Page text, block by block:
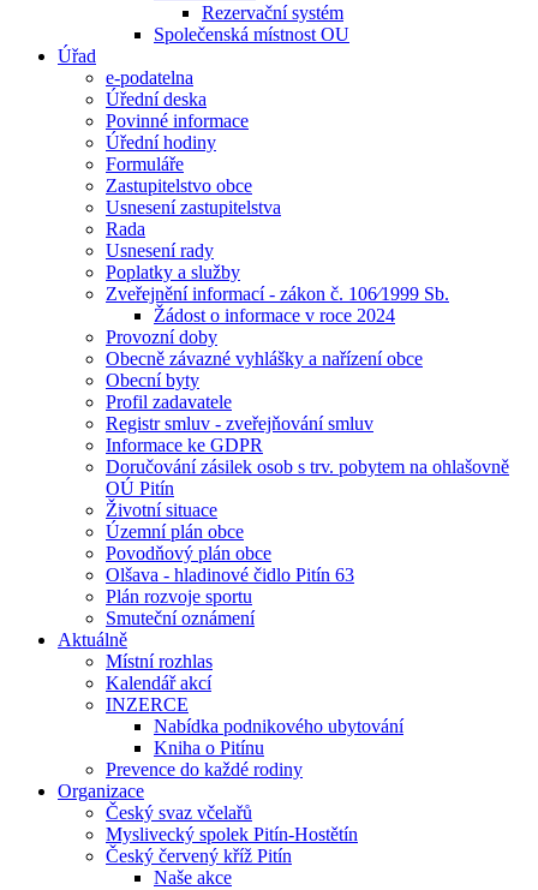
Rezervační systém
Společenská místnost OU
Úřad
e-podatelna
Úřední deska
Povinné informace
Úřední hodiny
Formuláře
Zastupitelstvo obce
Usnesení zastupitelstva
Rada
Usnesení rady
Poplatky a služby
Zveřejnění informací - zákon č. 106⁄1999 Sb.
Žádost o informace v roce 2024
Provozní doby
Obecně závazné vyhlášky a nařízení obce
Obecní byty
Profil zadavatele
Registr smluv - zveřejňování smluv
Informace ke GDPR
Doručování zásilek osob s trv. pobytem na ohlašovně
OÚ Pitín
Životní situace
Územní plán obce
Povodňový plán obce
Olšava - hladinové čidlo Pitín 63
Plán rozvoje sportu
Smuteční oznámení
Aktuálně
Místní rozhlas
Kalendář akcí
INZERCE
Nabídka podnikového ubytování
Kniha o Pitínu
Prevence do každé rodiny
Organizace
Český svaz včelařů
Myslivecký spolek Pitín-Hostětín
Český červený kříž Pitín
Naše akce